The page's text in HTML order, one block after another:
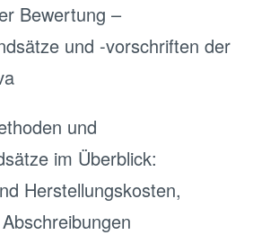
Bewertung –
und -vorschriften der
und
im Überblick:
Herstellungskosten,